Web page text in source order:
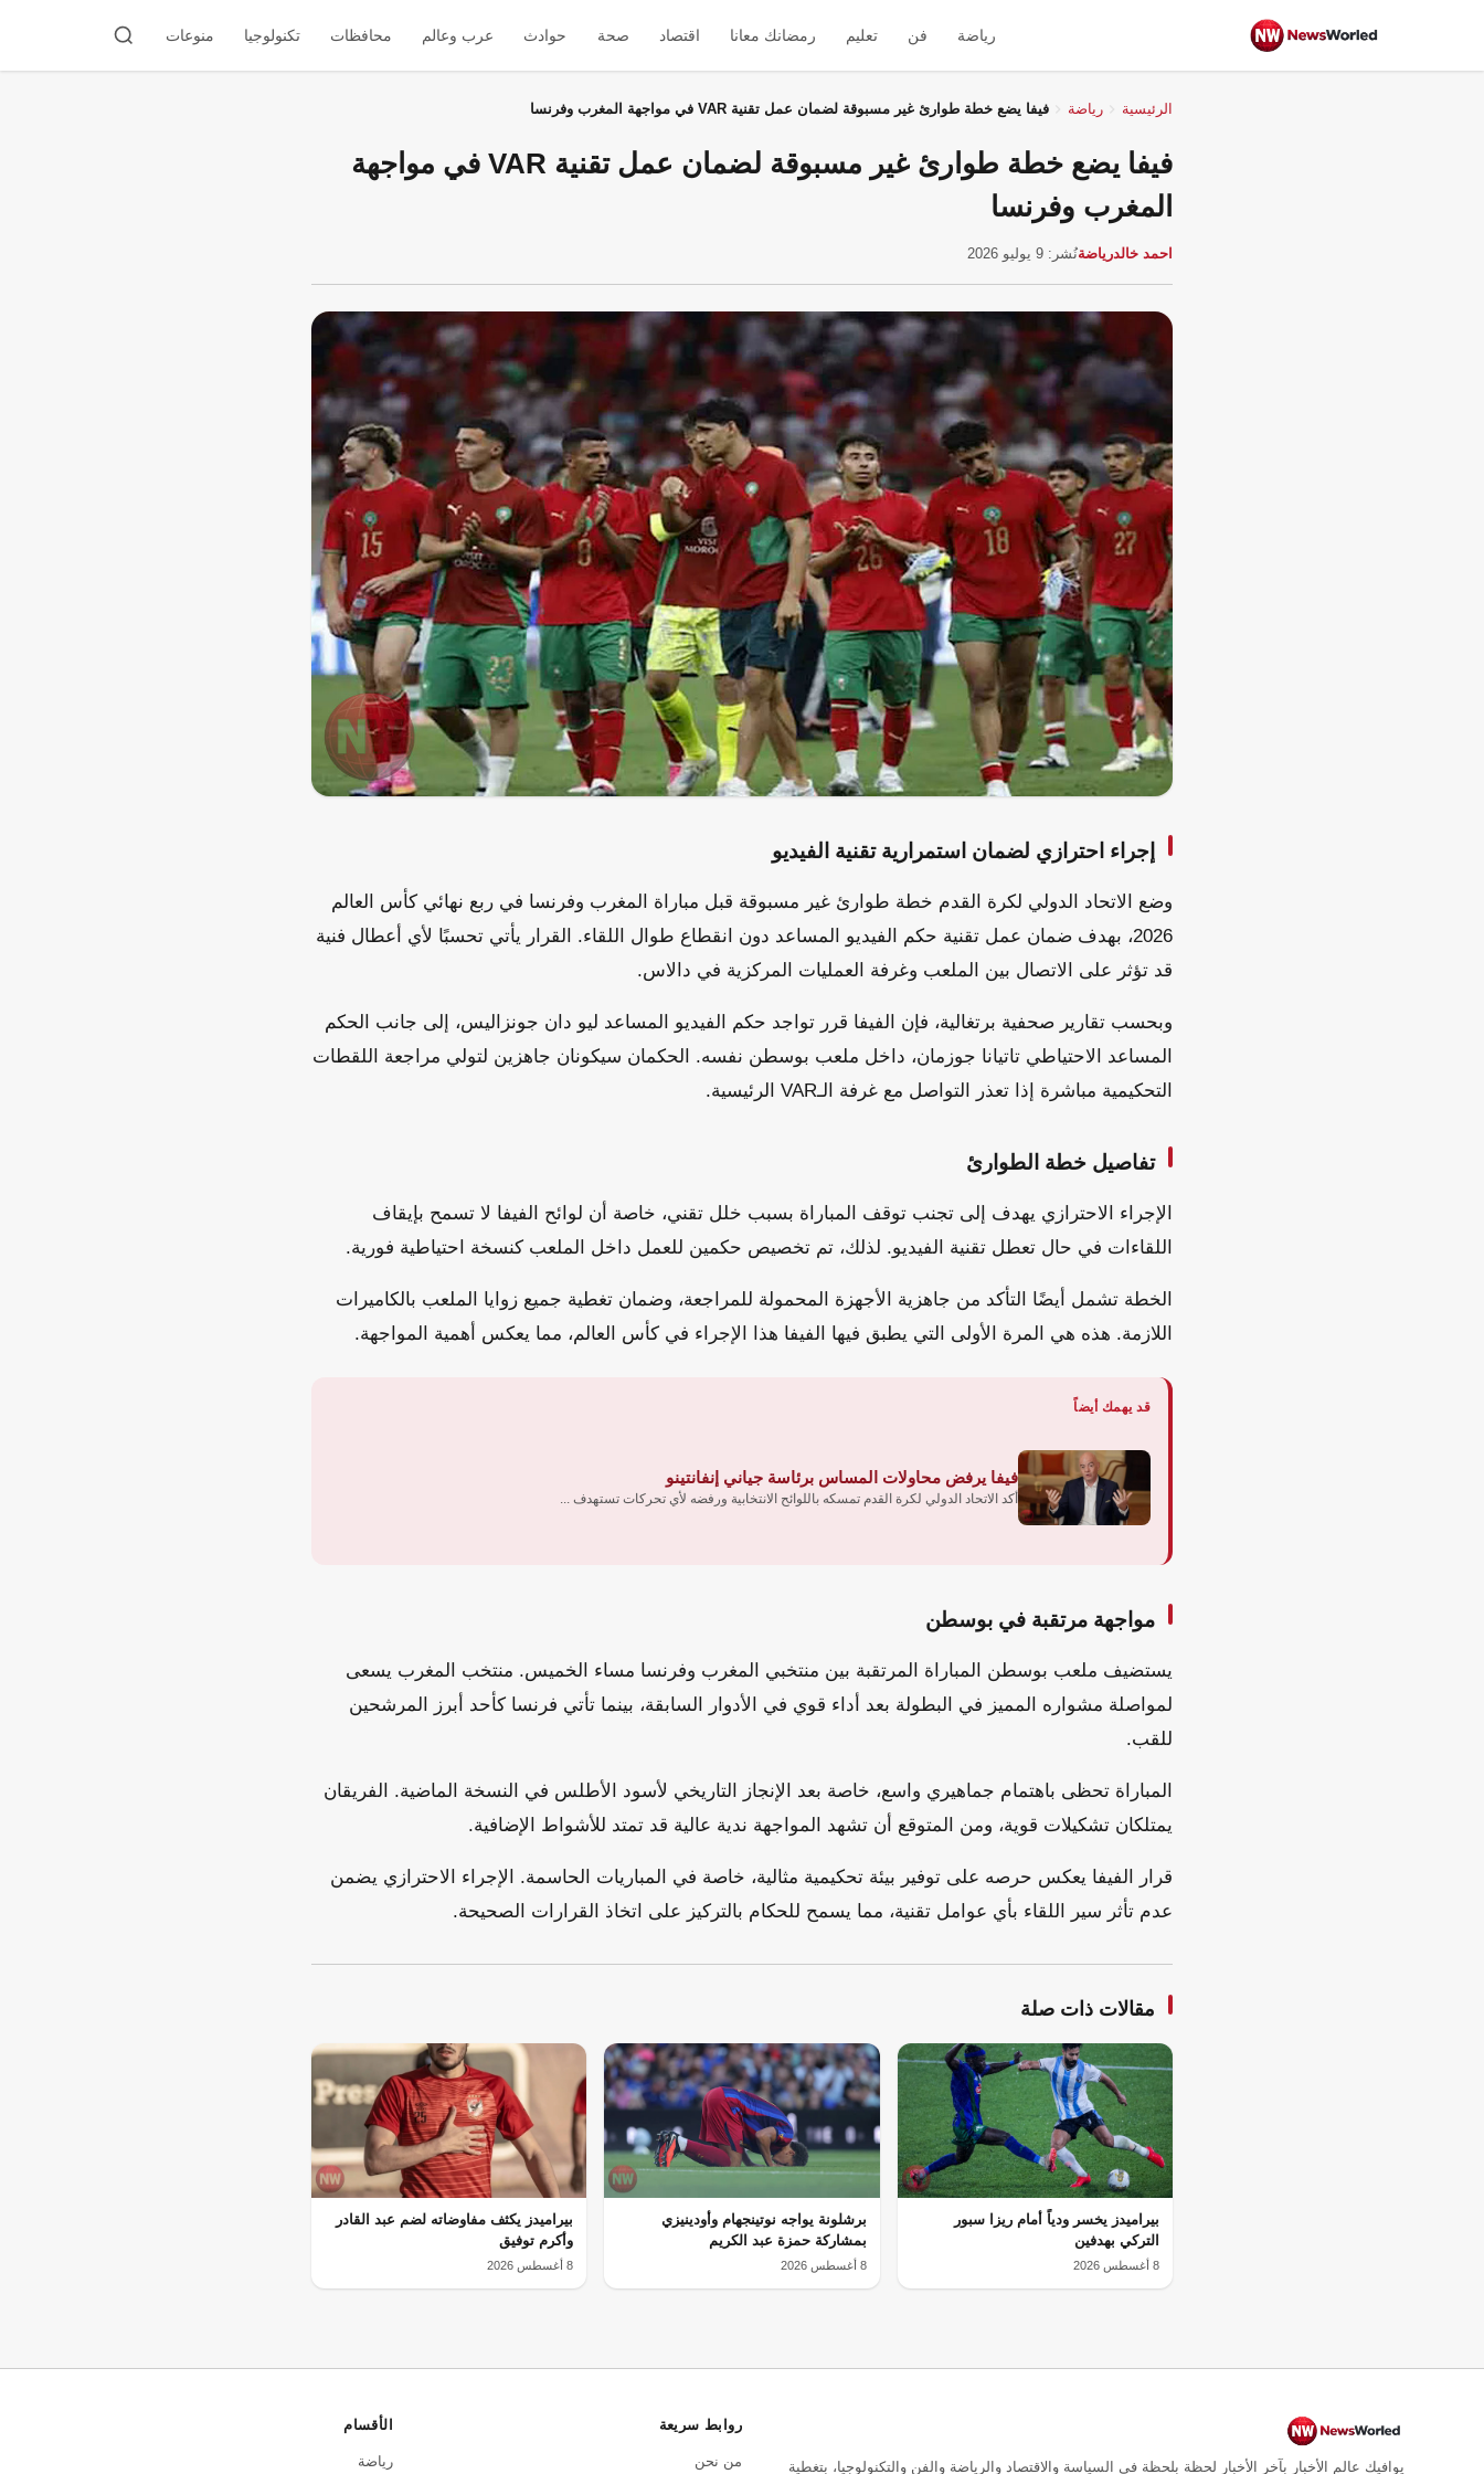
رياضة فن تعليم رمضانك معانا اقتصاد صحة حوادث عرب وعالم محافظات تكنولوجيا منوعات
الرئيسية رياضة فيفا يضع خطة طوارئ غير مسبوقة لضمان عمل تقنية VAR في مواجهة المغرب وفرنسا
فيفا يضع خطة طوارئ غير مسبوقة لضمان عمل تقنية VAR في مواجهة
المغرب وفرنسا
احمد خالدرياضةنُشر: 9 يوليو 2026
إجراء احترازي لضمان استمرارية تقنية الفيديو
وضع الاتحاد الدولي لكرة القدم خطة طوارئ غير مسبوقة قبل مباراة المغرب وفرنسا في ربع نهائي كأس العالم
2026، بهدف ضمان عمل تقنية حكم الفيديو المساعد دون انقطاع طوال اللقاء. القرار يأتي تحسبًا لأي أعطال فنية
قد تؤثر على الاتصال بين الملعب وغرفة العمليات المركزية في دالاس.
وبحسب تقارير صحفية برتغالية، فإن الفيفا قرر تواجد حكم الفيديو المساعد ليو دان جونزاليس، إلى جانب الحكم
المساعد الاحتياطي تاتيانا جوزمان، داخل ملعب بوسطن نفسه. الحكمان سيكونان جاهزين لتولي مراجعة اللقطات
التحكيمية مباشرة إذا تعذر التواصل مع غرفة الـVAR الرئيسية.
تفاصيل خطة الطوارئ
الإجراء الاحترازي يهدف إلى تجنب توقف المباراة بسبب خلل تقني، خاصة أن لوائح الفيفا لا تسمح بإيقاف
اللقاءات في حال تعطل تقنية الفيديو. لذلك، تم تخصيص حكمين للعمل داخل الملعب كنسخة احتياطية فورية.
الخطة تشمل أيضًا التأكد من جاهزية الأجهزة المحمولة للمراجعة، وضمان تغطية جميع زوايا الملعب بالكاميرات
اللازمة. هذه هي المرة الأولى التي يطبق فيها الفيفا هذا الإجراء في كأس العالم، مما يعكس أهمية المواجهة.
قد يهمك أيضاً
فيفا يرفض محاولات المساس برئاسة جياني إنفانتينو
أكد الاتحاد الدولي لكرة القدم تمسكه باللوائح الانتخابية ورفضه لأي تحركات تستهدف ...
مواجهة مرتقبة في بوسطن
يستضيف ملعب بوسطن المباراة المرتقبة بين منتخبي المغرب وفرنسا مساء الخميس. منتخب المغرب يسعى
لمواصلة مشواره المميز في البطولة بعد أداء قوي في الأدوار السابقة، بينما تأتي فرنسا كأحد أبرز المرشحين
للقب.
المباراة تحظى باهتمام جماهيري واسع، خاصة بعد الإنجاز التاريخي لأسود الأطلس في النسخة الماضية. الفريقان
يمتلكان تشكيلات قوية، ومن المتوقع أن تشهد المواجهة ندية عالية قد تمتد للأشواط الإضافية.
قرار الفيفا يعكس حرصه على توفير بيئة تحكيمية مثالية، خاصة في المباريات الحاسمة. الإجراء الاحترازي يضمن
عدم تأثر سير اللقاء بأي عوامل تقنية، مما يسمح للحكام بالتركيز على اتخاذ القرارات الصحيحة.
مقالات ذات صلة
بيراميدز يخسر ودياً أمام ريزا سبور
التركي بهدفين
8 أغسطس 2026
برشلونة يواجه نوتينجهام وأودينيزي
بمشاركة حمزة عبد الكريم
8 أغسطس 2026
بيراميدز يكثف مفاوضاته لضم عبد القادر
وأكرم توفيق
8 أغسطس 2026
يوافيك عالم الأخبار بآخر الأخبار لحظة بلحظة في السياسة والاقتصاد والرياضة والفن والتكنولوجيا، بتغطية
روابط سريعة
من نحن
الأقسام
رياضة